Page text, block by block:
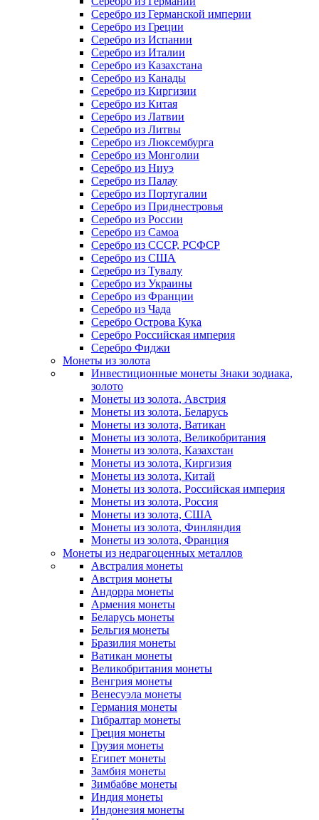
Серебро из Германской империи
Серебро из Греции
Серебро из Испании
Серебро из Италии
Серебро из Казахстана
Серебро из Канады
Серебро из Киргизии
Серебро из Китая
Серебро из Латвии
Серебро из Литвы
Серебро из Люксембурга
Серебро из Монголии
Серебро из Ниуэ
Серебро из Палау
Серебро из Португалии
Серебро из Приднестровья
Серебро из России
Серебро из Самоа
Серебро из СССР, РСФСР
Серебро из США
Серебро из Тувалу
Серебро из Украины
Серебро из Франции
Серебро из Чада
Серебро Острова Кука
Серебро Российская империя
Серебро Фиджи
Монеты из золота
Инвестиционные монеты Знаки зодиака,
золото
Монеты из золота, Австрия
Монеты из золота, Беларусь
Монеты из золота, Ватикан
Монеты из золота, Великобритания
Монеты из золота, Казахстан
Монеты из золота, Киргизия
Монеты из золота, Китай
Монеты из золота, Российская империя
Монеты из золота, Россия
Монеты из золота, США
Монеты из золота, Финляндия
Монеты из золота, Франция
Монеты из недрагоценных металлов
Австралия монеты
Австрия монеты
Андорра монеты
Армения монеты
Беларусь монеты
Бельгия монеты
Бразилия монеты
Ватикан монеты
Великобритания монеты
Венгрия монеты
Венесуэла монеты
Германия монеты
Гибралтар монеты
Греция монеты
Грузия монеты
Египет монеты
Замбия монеты
Зимбабве монеты
Индия монеты
Индонезия монеты